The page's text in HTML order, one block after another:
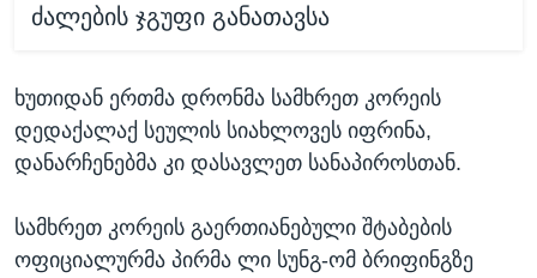
ძალების ჯგუფი განათავსა
ხუთიდან ერთმა დრონმა სამხრეთ კორეის
დედაქალაქ სეულის სიახლოვეს იფრინა,
დანარჩენებმა კი დასავლეთ სანაპიროსთან.
სამხრეთ კორეის გაერთიანებული შტაბების
ოფიციალურმა პირმა ლი სუნგ-ომ ბრიფინგზე